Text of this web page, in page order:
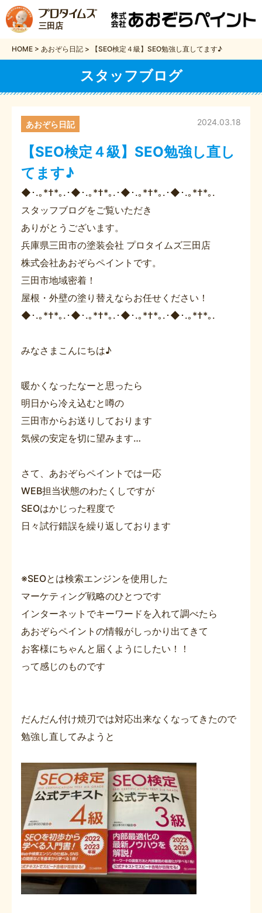
三田店
HOME > あおぞら日記 > 【SEO検定４級】SEO勉強し直してます♪
スタッフブログ
【SEO検定４級】SEO勉強し直し
てます♪
2024.03.18
あおぞら日記
◆･.｡*†*｡.･◆･.｡*†*｡.･◆･.｡*†*｡.･◆･.｡*†*｡.
スタッフブログをご覧いただき
ありがとうございます。
兵庫県三田市の塗装会社 プロタイムズ三田店
株式会社あおぞらペイントです。
三田市地域密着！
屋根・外壁の塗り替えならお任せください！
◆･.｡*†*｡.･◆･.｡*†*｡.･◆･.｡*†*｡.･◆･.｡*†*｡.
みなさまこんにちは♪
暖かくなったなーと思ったら
明日から冷え込むと噂の
三田市からお送りしております
気候の安定を切に望みます…
さて、あおぞらペイントでは一応
WEB担当状態のわたくしですが
SEOはかじった程度で
日々試行錯誤を繰り返しております
※SEOとは検索エンジンを使用した
マーケティング戦略のひとつです
インターネットでキーワードを入れて調べたら
あおぞらペイントの情報がしっかり出てきて
お客様にちゃんと届くようにしたい！！
って感じのものです
だんだん付け焼刃では対応出来なくなってきたので
勉強し直してみようと